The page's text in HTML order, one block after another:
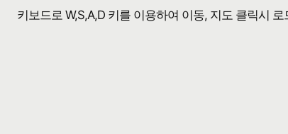
키보드로 W,S,A,D 키를 이용하여 이동, 지도 클릭시